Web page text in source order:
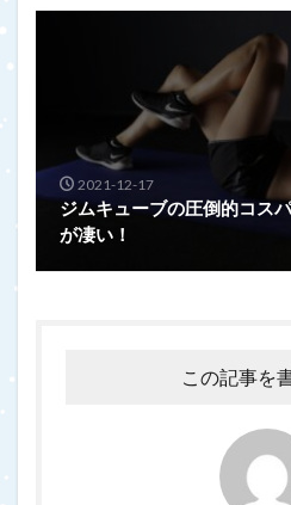
2021-12-17
ジムキューブの圧倒的コス
が凄い！
この記事を